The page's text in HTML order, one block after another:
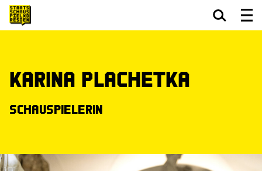
Karina Plachetka
Schauspielerin